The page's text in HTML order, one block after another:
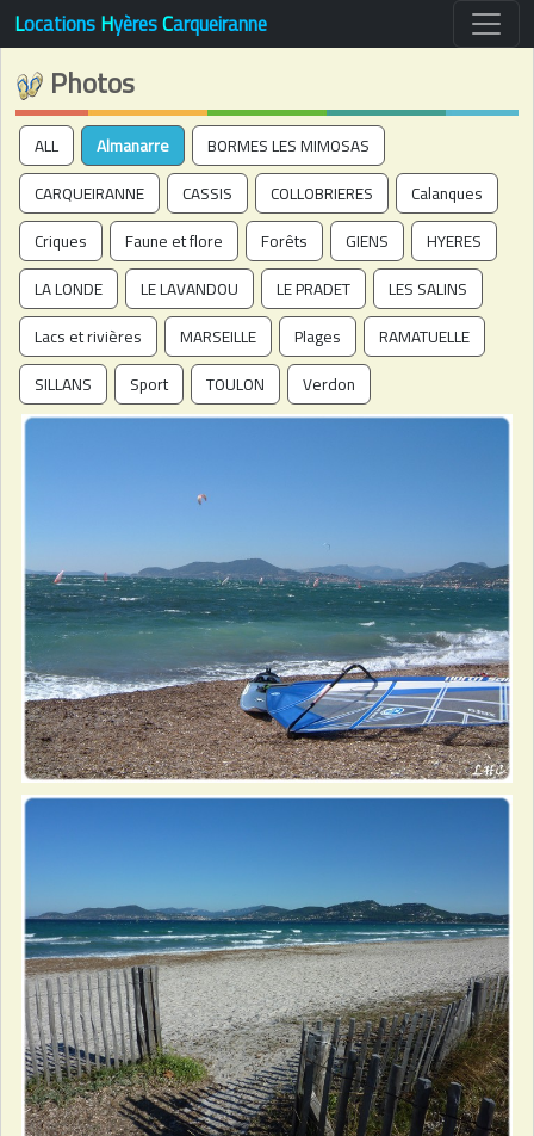
Locations HyèresCarqueiranne
Photos
ALL Almanarre
BORMES LES MIMOSAS
CARQUEIRANNE
CASSIS COLLOBRIERES
Calanques
Criques
Faune et flore Forêts GIENS
HYERES
LA LONDE
LE LAVANDOU LE PRADET
LES SALINS
Lacs et rivières
MARSEILLE Plages
RAMATUELLE
SILLANS
Sport TOULON Verdon